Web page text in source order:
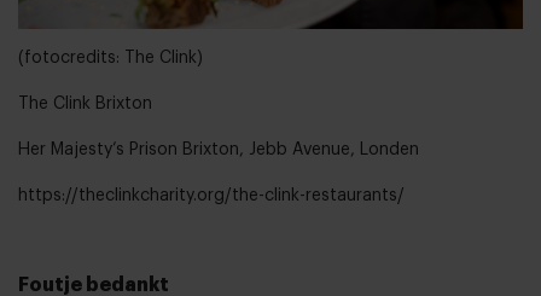
(fotocredits: The Clink)
The Clink Brixton
Her Majesty’s Prison Brixton, Jebb Avenue, Londen
https://theclinkcharity.org/the-clink-restaurants/
Foutje bedankt